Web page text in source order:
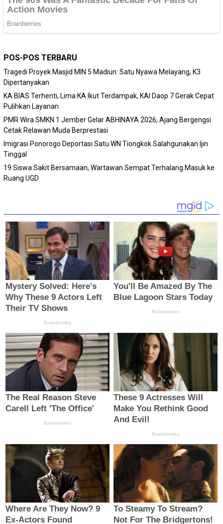
POS-POS TERBARU
Tragedi Proyek Masjid MIN 5 Madiun: Satu Nyawa Melayang, K3
Dipertanyakan
KA BIAS Terhenti, Lima KA Ikut Terdampak, KAI Daop 7 Gerak Cepat
Pulihkan Layanan
PMR Wira SMKN 1 Jember Gelar ABHINAYA 2026, Ajang Bergengsi
Cetak Relawan Muda Berprestasi
Imigrasi Ponorogo Deportasi Satu WN Tiongkok Salahgunakan Ijin
Tinggal
19 Siswa Sakit Bersamaan, Wartawan Sempat Terhalang Masuk ke
Ruang UGD